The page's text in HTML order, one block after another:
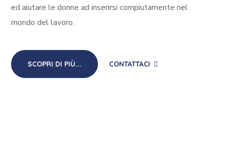
ed aiutare le donne ad inserirsi compiutamente nel
mondo del lavoro.
SCOPRI DI PIÙ... CONTATTACI